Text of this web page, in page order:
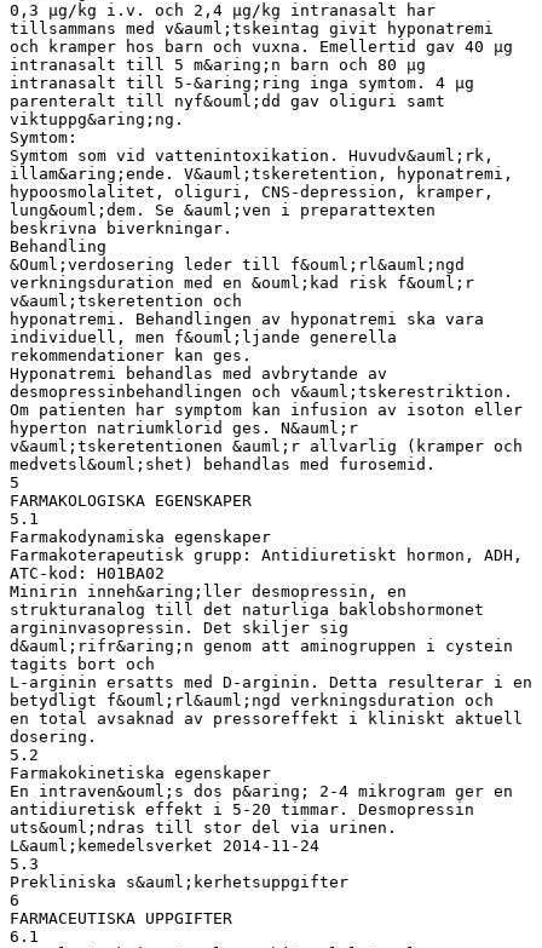
0,3 μg/kg i.v. och 2,4 μg/kg intranasalt har
tillsammans med v&auml;tskeintag givit hyponatremi
och kramper hos barn och vuxna. Emellertid gav 40 μg
intranasalt till 5 m&aring;n barn och 80 μg
intranasalt till 5-&aring;ring inga symtom. 4 μg
parenteralt till nyf&ouml;dd gav oliguri samt
viktuppg&aring;ng.
Symtom:
Symtom som vid vattenintoxikation. Huvudv&auml;rk,
illam&aring;ende. V&auml;tskeretention, hyponatremi,
hypoosmolalitet, oliguri, CNS-depression, kramper,
lung&ouml;dem. Se &auml;ven i preparattexten
beskrivna biverkningar.
Behandling
&Ouml;verdosering leder till f&ouml;rl&auml;ngd
verkningsduration med en &ouml;kad risk f&ouml;r
v&auml;tskeretention och
hyponatremi. Behandlingen av hyponatremi ska vara
individuell, men f&ouml;ljande generella
rekommendationer kan ges.
Hyponatremi behandlas med avbrytande av
desmopressinbehandlingen och v&auml;tskerestriktion.
Om patienten har symptom kan infusion av isoton eller
hyperton natriumklorid ges. N&auml;r
v&auml;tskeretentionen &auml;r allvarlig (kramper och
medvetsl&ouml;shet) behandlas med furosemid.
5
FARMAKOLOGISKA EGENSKAPER
5.1
Farmakodynamiska egenskaper
Farmakoterapeutisk grupp: Antidiuretiskt hormon, ADH,
ATC-kod: H01BA02
Minirin inneh&aring;ller desmopressin, en
strukturanalog till det naturliga baklobshormonet
argininvasopressin. Det skiljer sig
d&auml;rifr&aring;n genom att aminogruppen i cystein
tagits bort och
L-arginin ersatts med D-arginin. Detta resulterar i en
betydligt f&ouml;rl&auml;ngd verkningsduration och
en total avsaknad av pressoreffekt i kliniskt aktuell
dosering.
5.2
Farmakokinetiska egenskaper
En intraven&ouml;s dos p&aring; 2-4 mikrogram ger en
antidiuretisk effekt i 5-20 timmar. Desmopressin
uts&ouml;ndras till stor del via urinen.
L&auml;kemedelsverket 2014-11-24
5.3
Prekliniska s&auml;kerhetsuppgifter
6
FARMACEUTISKA UPPGIFTER
6.1